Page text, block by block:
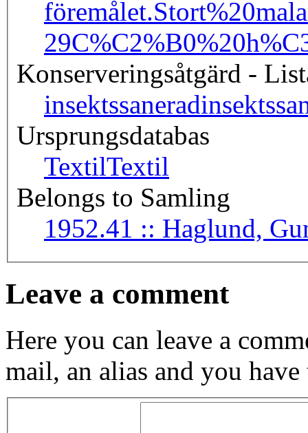
föremålet.
Konserveringsåtgärd -
insektssanerad
Ursprungsdatabas
TextilTextil
Belongs to Samling
1952.41 :: Haglund,
Leave a comment
Here you can leave a
mail, an alias and you have